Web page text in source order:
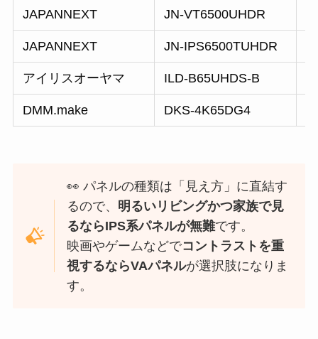
JAPANNEXT JN-VT6500UHDR
JAPANNEXT JN-IPS6500TUHDR
アイリスオーヤマ ILD-B65UHDS-B
DMM.make DKS-4K65DG4
👀 パネルの種類は「見え方」に直結す
るので、 明るいリビングかつ家族で見
るならIPS系パネルが無難です。
映画やゲームなどでコントラストを重
視するならVAパネルが選択肢になりま
す。